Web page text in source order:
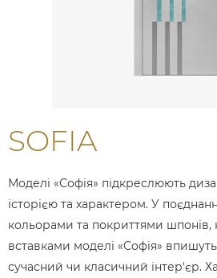
SOFIA
Моделі «Софія» підкреслюють
історією та характером. У
кольорами та покриттями
вставками моделі «Софія»
сучасний чи класичний інтер'єр.